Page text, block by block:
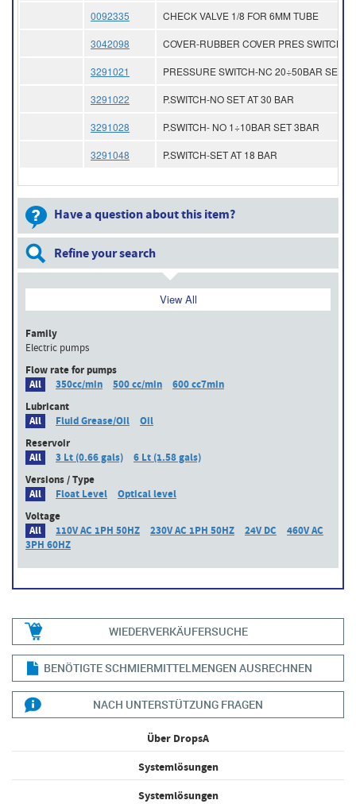
0092335 CHECK VALVE 1/8 FOR 6MM TUBE
3042098 COVER-RUBBER COVER PRES SWITCH
3291021 PRESSURE SWITCH-NC 20÷50BAR SET
3291022 P.SWITCH-NO SET AT 30 BAR
3291028 P.SWITCH- NO 1÷10BAR SET 3BAR
3291048 P.SWITCH-SET AT 18 BAR
Have a question about this item?
Refine your search
View All
Family
Electric pumps
Flow rate for pumps
All
350cc/min 500 cc/min
600 cc7min
Lubricant
All
Fluid Grease/Oil
Oil
Reservoir
All
3 Lt (0.66 gals)
6 Lt (1.58 gals)
Versions / Type
All
Float Level
Optical level
Voltage
All
110V AC 1PH 50HZ 230V AC 1PH 50HZ 24V DC
460V AC
3PH 60HZ
WIEDERVERKÄUFERSUCHE
BENÖTIGTE SCHMIERMITTELMENGEN AUSRECHNEN
NACH UNTERSTÜTZUNG FRAGEN
Über DropsA
Systemlösungen
Systemlösungen